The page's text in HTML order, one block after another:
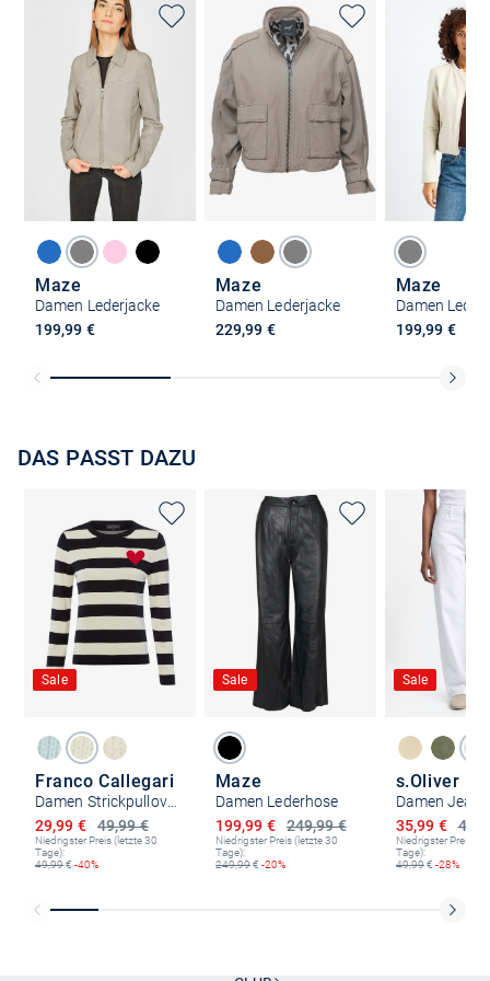
Maze
Damen Lederjacke
199,99 €
Maze
Damen Lederjacke
229,99 €
Maze
Damen
199,99 €
DAS PASST DAZU
Sale
Franco Callegari
Damen Strickpullover
49,99 €
Ermäßigter Preis
29,99 €
Niedrigster Preis (letzte 30
Tage):
49,99€ -40%
Sale
Maze
Damen Lederhose
249,99 €
Ermäßigter Preis
199,99 €
Niedrigster Preis (letzte 30
Tage):
249,99€ -20%
Sale
s.Oliver
Damen
Ermäßigter
35,99 €
Niedrigster Preis
Tage):
49,99€ -28%